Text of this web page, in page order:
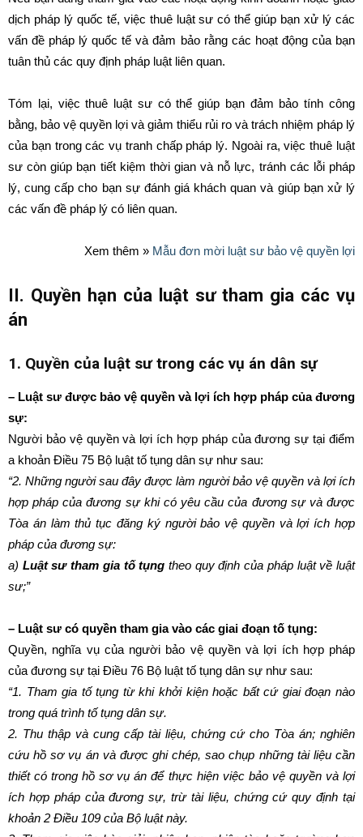
dịch pháp lý quốc tế, việc thuê luật sư có thể giúp bạn xử lý các
vấn đề pháp lý quốc tế và đảm bảo rằng các hoạt động của bạn
tuân thủ các quy định pháp luật liên quan.
Tóm lại, việc thuê luật sư có thể giúp bạn đảm bảo tính công
bằng, bảo vệ quyền lợi và giảm thiểu rủi ro và trách nhiệm pháp lý
của bạn trong các vụ tranh chấp pháp lý. Ngoài ra, việc thuê luật
sư còn giúp bạn tiết kiệm thời gian và nỗ lực, tránh các lỗi pháp
lý, cung cấp cho bạn sự đánh giá khách quan và giúp bạn xử lý
các vấn đề pháp lý có liên quan.
Xem thêm » Mẫu đơn mời luật sư bảo vệ quyền lợi
II. Quyền hạn của luật sư tham gia các vụ
án
1. Quyền của luật sư trong các vụ án dân sự
– Luật sư được bảo vệ quyền và lợi ích hợp pháp của đương
sự:
Người bảo vệ quyền và lợi ích hợp pháp của đương sự tại điểm
a khoản Điều 75 Bộ luật tố tụng dân sự như sau:
“2. Những người sau đây được làm người bảo vệ quyền và lợi ích
hợp pháp của đương sự khi có yêu cầu của đương sự và được
Tòa án làm thủ tục đăng ký người bảo vệ quyền và lợi ích hợp
pháp của đương sự:
a) Luật sư tham gia tố tụng theo quy định của pháp luật về luật
sư;”
– Luật sư có quyền tham gia vào các giai đoạn tố tụng:
Quyền, nghĩa vụ của người bảo vệ quyền và lợi ích hợp pháp
của đương sự tại Điều 76 Bộ luật tố tụng dân sự như sau:
“1. Tham gia tố tụng từ khi khởi kiện hoặc bất cứ giai đoạn nào
trong quá trình tố tụng dân sự.
2. Thu thập và cung cấp tài liệu, chứng cứ cho Tòa án; nghiên
cứu hồ sơ vụ án và được ghi chép, sao chụp những tài liệu cần
thiết có trong hồ sơ vụ án để thực hiện việc bảo vệ quyền và lợi
ích hợp pháp của đương sự, trừ tài liệu, chứng cứ quy định tại
khoản 2 Điều 109 của Bộ luật này.